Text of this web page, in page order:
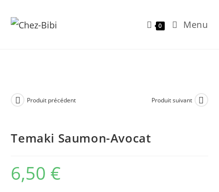
content
0 Menu
Produit précédent Produit suivant
Temaki Saumon-Avocat
6,50 €